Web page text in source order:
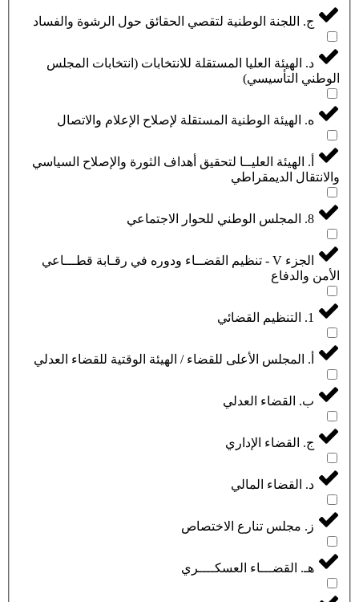
ج. اللجنة الوطنية لتقصي الحقائق حول الرشوة والفساد
د. الهيئة العليا المستقلة للانتخابات (انتخابات المجلس
الوطني التأسيسي)
ه. الهيئة الوطنية المستقلة لإصلاح الإعلام والاتصال
أ. الهيئة العليــا لتحقيق أهداف الثورة والإصلاح السياسي
والانتقال الديمقراطي
8. المجلس الوطني للحوار الاجتماعي
الجزء V - تنظيم القضــاء ودوره في رقـابة قطـــاعي
الأمن والدفاع
1. التنظيم القضائي
أ. المجلس الأعلى للقضاء / الهيئة الوقتية للقضاء العدلي
ب. القضاء العدلي
ج. القضاء الإداري
د. القضاء المالي
ز. مجلس تنارع الاختصاص
هـ. القضـــاء العسكــــري